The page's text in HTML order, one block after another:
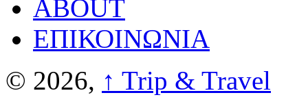
ABOUT
ΕΠΙΚΟΙΝΩΝΙΑ
© 2026, ↑ Trip & Travel